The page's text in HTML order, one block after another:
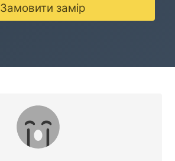
Замовити замір